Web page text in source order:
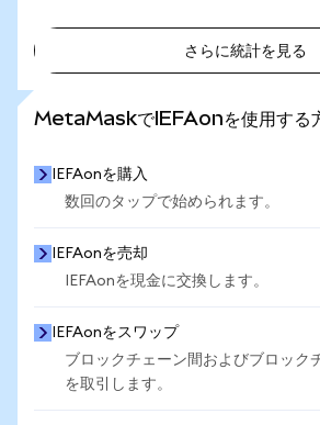
さらに統計を見る
MetaMaskでIEFAonを使用する
IEFAonを購入
数回のタップで始められます。
IEFAonを売却
IEFAonを現金に交換します。
IEFAonをスワップ
ブロックチェーン間およびブロック
を取引します。